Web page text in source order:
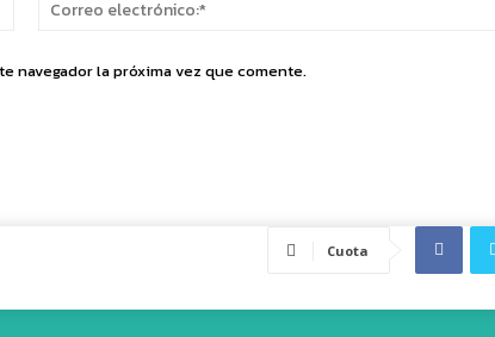
navegador la próxima vez que comente.
Cuota